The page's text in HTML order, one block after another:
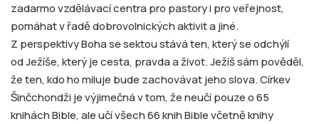
zadarmo vzdělávací centra pro pastory i pro veřejnost,
pomáhat v řadě dobrovolnických aktivit a jiné.
Z perspektivy Boha se sektou stává ten, který se odchýlí
od Ježíše, který je cesta, pravda a život. Ježíš sám pověděl,
že ten, kdo ho miluje bude zachovávat jeho slova. Církev
Šinčchondži je výjimečná v tom, že neučí pouze o 65
knihách Bible, ale učí všech 66 knih Bible včetně knihy